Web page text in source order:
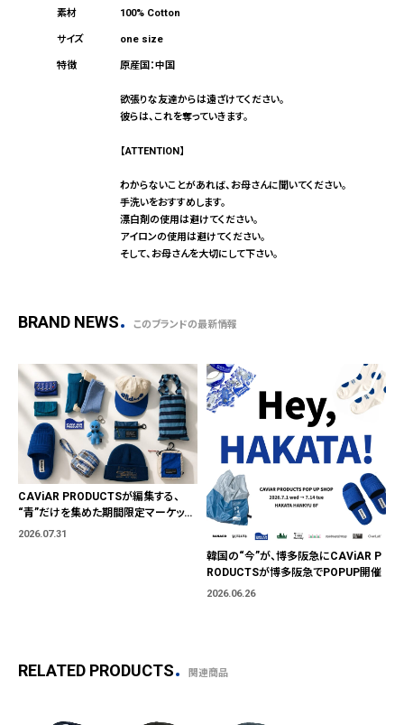
100% Cotton
one size
原産国：中国
欲張りな友達からは遠ざけてください。
彼らは、これを奪っていきます。
【ATTENTION】
わからないことがあれば、お母さんに聞いてください。
手洗いをおすすめします。
漂白剤の使用は避けてください。
アイロンの使用は避けてください。
そして、お母さんを大切にして下さい。
BRAND NEWS このブランドの最新情報
CAViAR PRODUCTSが編集する、
“青”だけを集めた期間限定マーケット
「BLUE MARKET」が横浜に。ブランド
2026.07.31
韓国の“今”が、博多阪急にCAViAR P
RODUCTSが博多阪急でPOPUP開催
2026.06.26
RELATED PRODUCTS 関連商品